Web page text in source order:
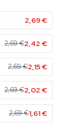
2,69€
2,69€2,42 €
2,69€2,15€
2,69€2,02 €
2,69€1,61€